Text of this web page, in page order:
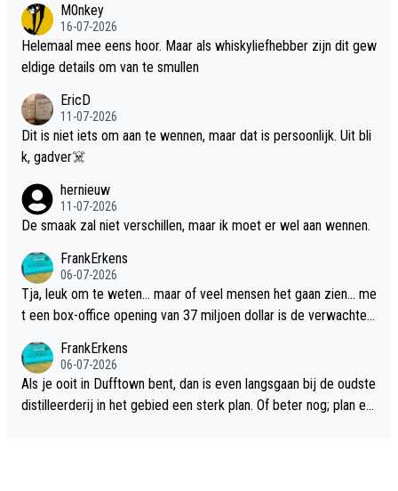
M0nkey
16-07-2026
Helemaal mee eens hoor. Maar als whiskyliefhebber zijn dit gew
eldige details om van te smullen
EricD
11-07-2026
Dit is niet iets om aan te wennen, maar dat is persoonlijk. Uit bli
k, gadver☠️
hernieuw
11-07-2026
De smaak zal niet verschillen, maar ik moet er wel aan wennen.
FrankErkens
06-07-2026
Tja, leuk om te weten... maar of veel mensen het gaan zien... me
t een box-office opening van 37 miljoen dollar is de verwachte
FrankErkens
06-07-2026
Als je ooit in Dufftown bent, dan is even langsgaan bij de oudste
distilleerderij in het gebied een sterk plan. Of beter nog; plan ee